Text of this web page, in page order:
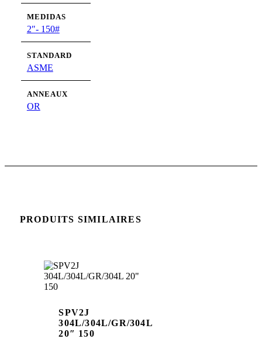
MEDIDAS
2″- 150#
STANDARD
ASME
ANNEAUX
OR
PRODUITS SIMILAIRES
SPV2J
304L/304L/GR/304L
20″ 150